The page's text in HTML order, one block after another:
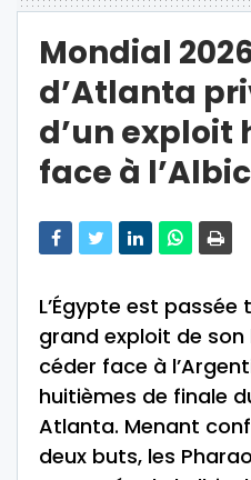
Mondial
d’Atlanta
d’un exploit
face à
L’Égypte est
grand exploit de
céder face à
huitièmes de finale
Atlanta. Menant
deux buts, les